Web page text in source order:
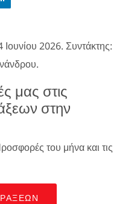
Ιουνίου 2026. Συντάκτης:
μας στις
στην
του μήνα και τις